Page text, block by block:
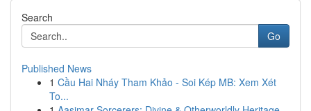
Search
Go
Published News
1 Cầu Hai Nháy Tham Khảo - Soi Kép MB: Xem Xét
To...